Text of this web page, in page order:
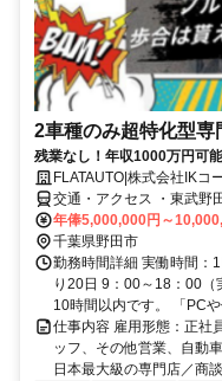
2車種のみ超特化型専
残業なし！年収1000万円可
FLATAUTO|株式会社IKコ
交通・アクセス ・東武野
柏インターから車で8分 ※
年俸5,000,000円～
千葉県野田市
勤務時間詳細 実働時間：
り20日 9：00～18：00（
10時間以内です。 「PC
仕事内容 雇用形態：正社
ッフ、その他営業、自動
日本最大級の専門店／商